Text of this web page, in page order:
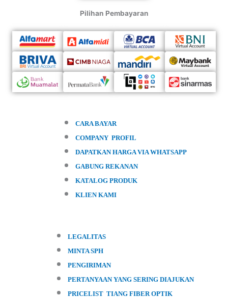
Pilihan Pembayaran
CARA BAYAR
COMPANY PROFIL
DAPATKAN HARGA VIA WHATSAPP
GABUNG REKANAN
KATALOG PRODUK
KLIEN KAMI
LEGALITAS
MINTA SPH
PENGIRIMAN
PERTANYAAN YANG SERING DIAJUKAN
PRICELIST TIANG FIBER OPTIK